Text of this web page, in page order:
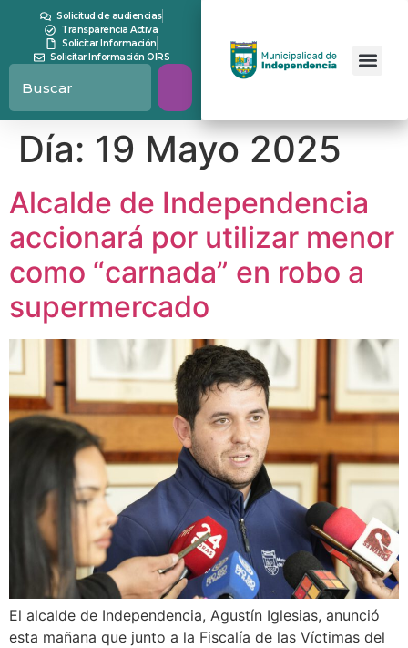
contenidoSolicitud de audiencias
Transparencia Activa
Solicitar Información
Solicitar Información OIRS
Día: 19 Mayo 2025
Alcalde de Independencia
accionará por utilizar menor
como “carnada” en robo a
supermercado
El alcalde de Independencia, Agustín Iglesias, anunció
esta mañana que junto a la Fiscalía de las Víctimas del